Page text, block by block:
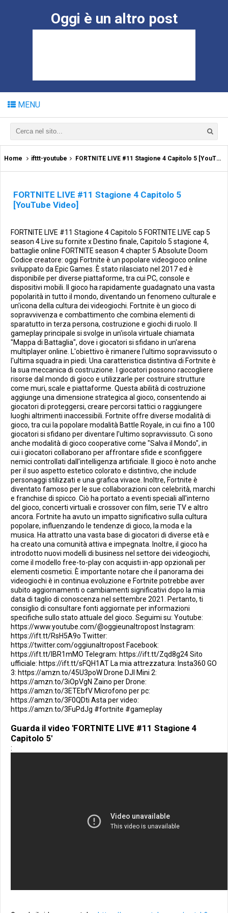
Oggi è un altro post
MENU
Home ifttt-youtube FORTNITE LIVE #11 Stagione 4 Capitolo 5 [YouTube Video]
FORTNITE LIVE #11 Stagione 4 Capitolo 5
[YouTube Video]
FORTNITE LIVE #11 Stagione 4 Capitolo 5 FORTNITE LIVE cap 5
season 4 Live su fornite x Destino finale, Capitolo 5 stagione 4,
battaglie online FORTNITE season 4 chapter 5 Absolute Doom
Codice creatore: oggi Fortnite è un popolare videogioco online
sviluppato da Epic Games. È stato rilasciato nel 2017 ed è
disponibile per diverse piattaforme, tra cui PC, console e
dispositivi mobili. Il gioco ha rapidamente guadagnato una vasta
popolarità in tutto il mondo, diventando un fenomeno culturale e
un'icona della cultura dei videogiochi. Fortnite è un gioco di
sopravvivenza e combattimento che combina elementi di
sparatutto in terza persona, costruzione e giochi di ruolo. Il
gameplay principale si svolge in un'isola virtuale chiamata
"Mappa di Battaglia", dove i giocatori si sfidano in un'arena
multiplayer online. L'obiettivo è rimanere l'ultimo sopravvissuto o
l'ultima squadra in piedi. Una caratteristica distintiva di Fortnite è
la sua meccanica di costruzione. I giocatori possono raccogliere
risorse dal mondo di gioco e utilizzarle per costruire strutture
come muri, scale e piattaforme. Questa abilità di costruzione
aggiunge una dimensione strategica al gioco, consentendo ai
giocatori di proteggersi, creare percorsi tattici o raggiungere
luoghi altrimenti inaccessibili. Fortnite offre diverse modalità di
gioco, tra cui la popolare modalità Battle Royale, in cui fino a 100
giocatori si sfidano per diventare l'ultimo sopravvissuto. Ci sono
anche modalità di gioco cooperative come "Salva il Mondo", in
cui i giocatori collaborano per affrontare sfide e sconfiggere
nemici controllati dall'intelligenza artificiale. Il gioco è noto anche
per il suo aspetto estetico colorato e distintivo, che include
personaggi stilizzati e una grafica vivace. Inoltre, Fortnite è
diventato famoso per le sue collaborazioni con celebrità, marchi
e franchise di spicco. Ciò ha portato a eventi speciali all'interno
del gioco, concerti virtuali e crossover con film, serie TV e altro
ancora. Fortnite ha avuto un impatto significativo sulla cultura
popolare, influenzando le tendenze di gioco, la moda e la
musica. Ha attratto una vasta base di giocatori di diverse età e
ha creato una comunità attiva e impegnata. Inoltre, il gioco ha
introdotto nuovi modelli di business nel settore dei videogiochi,
come il modello free-to-play con acquisti in-app opzionali per
elementi cosmetici. È importante notare che il panorama dei
videogiochi è in continua evoluzione e Fortnite potrebbe aver
subito aggiornamenti o cambiamenti significativi dopo la mia
data di taglio di conoscenza nel settembre 2021. Pertanto, ti
consiglio di consultare fonti aggiornate per informazioni
specifiche sullo stato attuale del gioco. Seguimi su: Youtube:
https://www.youtube.com/@oggieunaltropost Instagram:
https://ift.tt/RsH5A9o Twitter:
https://twitter.com/oggiunaltropost Facebook:
https://ift.tt/IBR1mMO Telegram: https://ift.tt/Zqd8g24 Sito
ufficiale: https://ift.tt/sFQH1AT La mia attrezzatura: Insta360 GO
3: https://amzn.to/45U3poW Drone DJI Mini 2:
https://amzn.to/3iOpVgN Zaino per Drone:
https://amzn.to/3ETEbfV Microfono per pc:
https://amzn.to/3F0QDti Asta per video:
https://amzn.to/3FuPdJg #fortnite #gameplay
Guarda il video 'FORTNITE LIVE #11 Stagione 4
Capitolo 5'
: